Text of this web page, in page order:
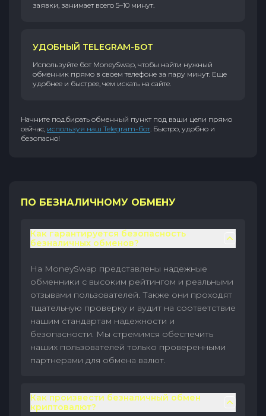
заявки, занимает всего 5–10 минут.
УДОБНЫЙ TELEGRAM-БОТ
Используйте бот MoneySwap, чтобы найти нужный
обменник прямо в своем телефоне за пару минут. Еще
удобнее и быстрее, чем искать на сайте.
Начните подбирать обменный пункт под ваши цели прямо
сейчас, используя наш Telegram-бот. Быстро, удобно и
безопасно!
ПО БЕЗНАЛИЧНОМУ ОБМЕНУ
Как гарантируется безопасность
безналичных обменов?
На MoneySwap представлены надежные
обменники с высоким рейтингом и реальными
отзывами пользователей. Также они проходят
тщательную проверку и аудит на соответствие
нашим стандартам надежности и
безопасности. Мы стремимся обеспечить
наших пользователей только проверенными
партнерами для обмена валют.
Как произвести безналичный обмен
криптовалют?